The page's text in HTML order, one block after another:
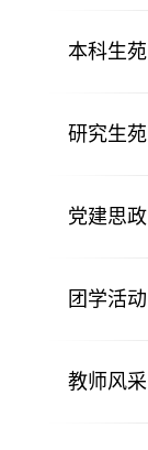
本科生苑
研究生苑
党建思政
团学活动
教师风采